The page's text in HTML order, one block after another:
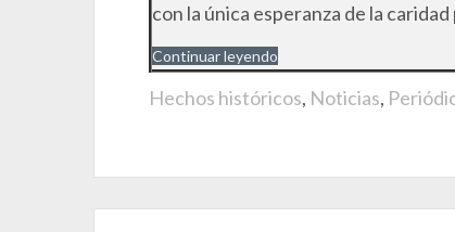
con la única esperanza de la caridad
Continuar leyendo
Hechos históricos, Noticias,